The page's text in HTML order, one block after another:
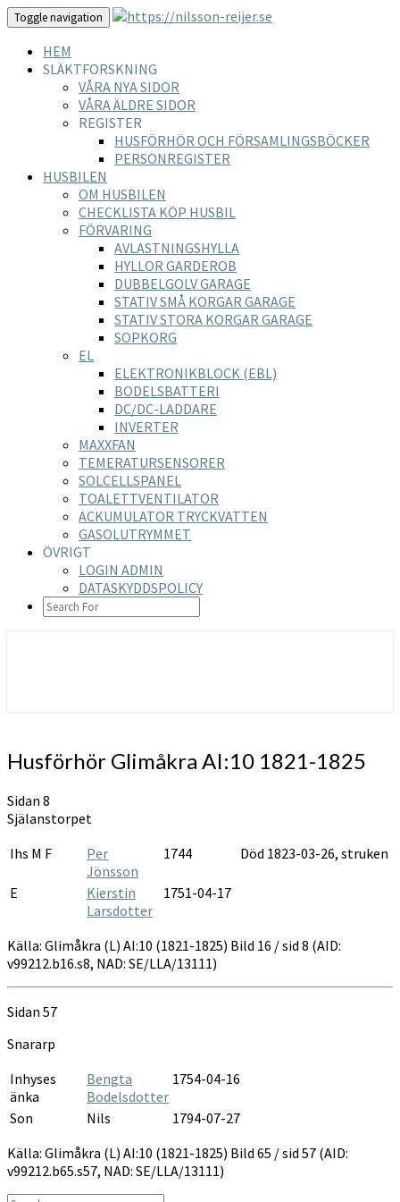
Toggle navigation
HEM
SLÄKTFORSKNING
VÅRA NYA SIDOR
VÅRA ÄLDRE SIDOR
REGISTER
HUSFÖRHÖR OCH FÖRSAMLINGSBÖCKER
PERSONREGISTER
HUSBILEN
OM HUSBILEN
CHECKLISTA KÖP HUSBIL
FÖRVARING
AVLASTNINGSHYLLA
HYLLOR GARDEROB
DUBBELGOLV GARAGE
STATIV SMÅ KORGAR GARAGE
STATIV STORA KORGAR GARAGE
SOPKORG
EL
ELEKTRONIKBLOCK (EBL)
BODELSBATTERI
DC/DC-LADDARE
INVERTER
MAXXFAN
TEMERATURSENSORER
SOLCELLSPANEL
TOALETTVENTILATOR
ACKUMULATOR TRYCKVATTEN
GASOLUTRYMMET
ÖVRIGT
LOGIN ADMIN
DATASKYDDSPOLICY
SEARCH
ICON
Husförhör
Glimåkra
1821-
1825
Husförhör Glimåkra AI:10 1821-1825
Sidan 8
Själanstorpet
Ihs M F
Per
Jönsson
1744 Död 1823-03-26, struken
E
Kierstin
Larsdotter
1751-04-17
Källa: Glimåkra (L) AI:10 (1821-1825) Bild 16 / sid 8 (AID:
v99212.b16.s8, NAD: SE/LLA/13111)
Sidan 57
Snararp
Inhyses
änka
Bengta
Bodelsdotter
1754-04-16
Son Nils
1794-07-27
Källa: Glimåkra (L) AI:10 (1821-1825) Bild 65 / sid 57 (AID:
v99212.b65.s57, NAD: SE/LLA/13111)